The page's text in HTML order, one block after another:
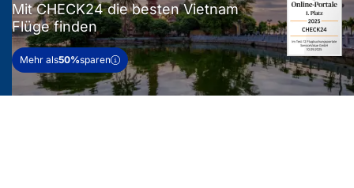
Mit CHECK24 die besten Vietnam
Flüge finden
Mehr als50%sparen